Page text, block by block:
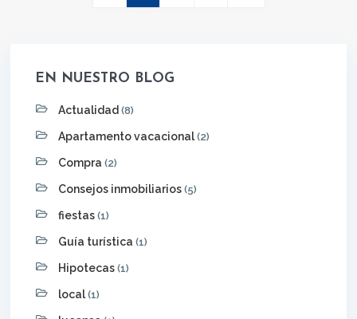
EN NUESTRO BLOG
Actualidad (8)
Apartamento vacacional(2)
Compra (2)
Consejos inmobiliarios (5)
fiestas (1)
Guía turística (1)
Hipotecas (1)
local(1)